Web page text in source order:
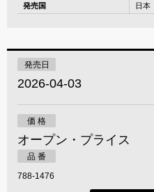
発売国
日本
発売日
2026-04-03
価 格
オープン・プライス
品 番
788-1476